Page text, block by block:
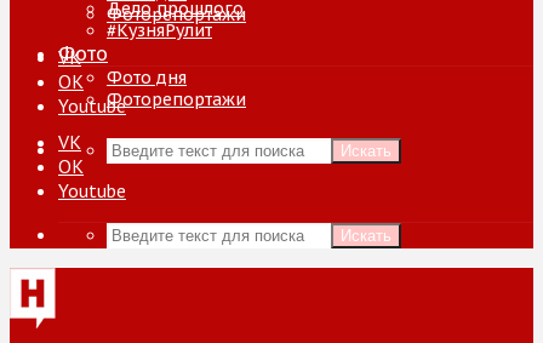
Фоторепортажи
VK
ОК
Youtube
Искать
Дело прошлого
#КузняРулит
Фото
Фото дня
Фоторепортажи
VK
ОК
Youtube
Искать